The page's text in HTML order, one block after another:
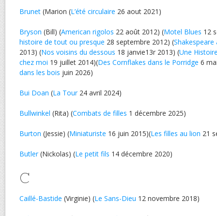
Brunet (Marion (L’été circulaire 26 aout 2021)
Bryson (Bill) (American rigolos 22 août 2012) (Motel Blues 12
histoire de tout ou presque 28 septembre 2012) (
2013) (Nos voisins du dessous 18 janvie13r 2013) (Une
chez moi 19 juillet 2014)(Des Cornflakes dans le Porridge 6
dans les bois juin 2026)
Bui Doan (La Tour24 avril 2024)
Bullwinkel (Rita) (Combats de filles 1 décembre 2025)
Burton (Jessie) (Miniaturiste 16 juin 2015)(Les filles au lion 21
Butler(Nickolas) (Le petit fils 14 décembre 2020)
C
Caillé-Bastide (Virginie) (Le Sans-Dieu 12 novembre 2018)